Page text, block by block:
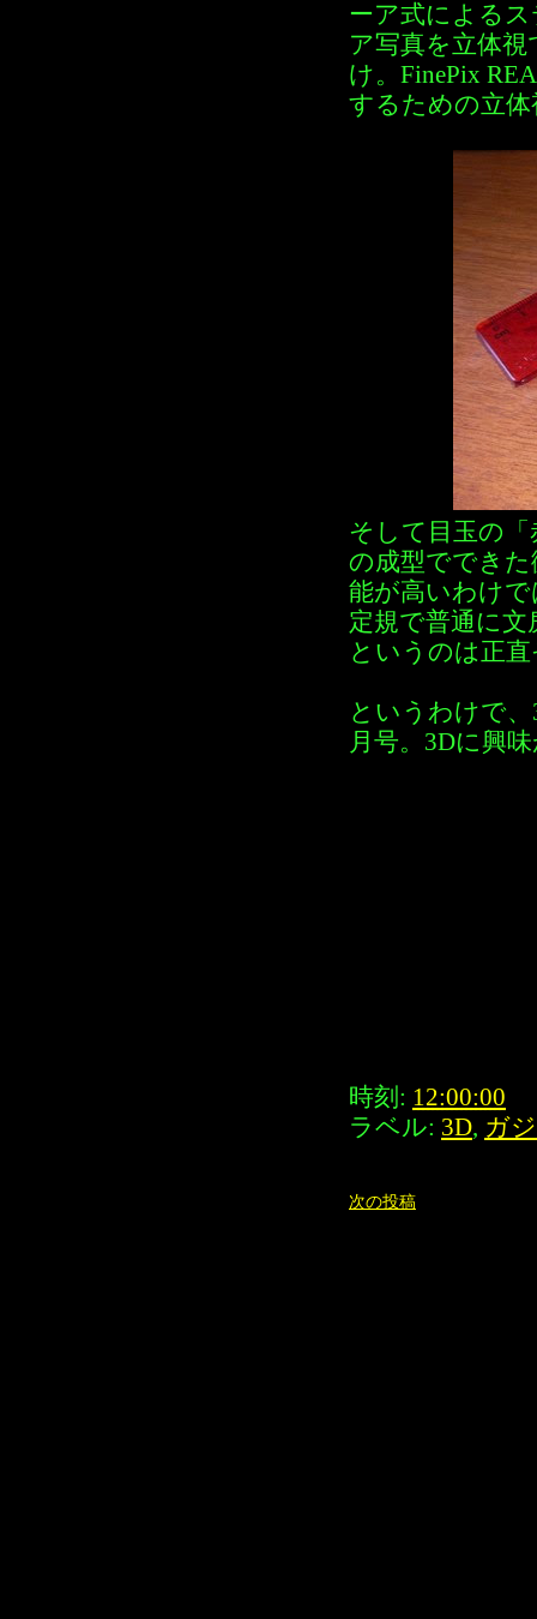
ーア式による
ア写真を立体
け。FinePix
するための立
そして目玉の
の成型ででき
能が高いわけ
定規で普通に
というのは正
というわけで
月号。3Dに興
時刻: 12:00:00
ラベル: 3D, ガ
次の投稿